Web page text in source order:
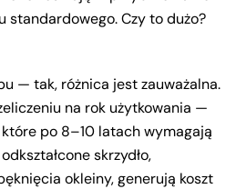
standardowego. Czy to dużo?
— tak, różnica jest zauważalna.
na rok użytkowania —
które po 8–10 latach wymagają
skrzydło,
okleiny, generują koszt